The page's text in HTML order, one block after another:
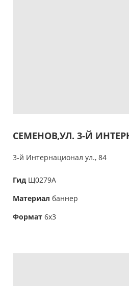
СЕМЕНОВ,УЛ. 3-Й
3-й Интернационал ул., 84
Гид Щ0279А
Материал баннер
Формат 6х3